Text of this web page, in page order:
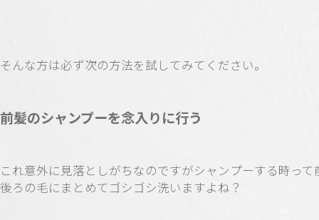
そんな方は必ず次の方法を試してみてください。
前髪のシャンプーを念入りに行う
これ意外に見落としがちなのですがシャンプーする時って
後ろの毛にまとめてゴシゴシ洗いますよね？